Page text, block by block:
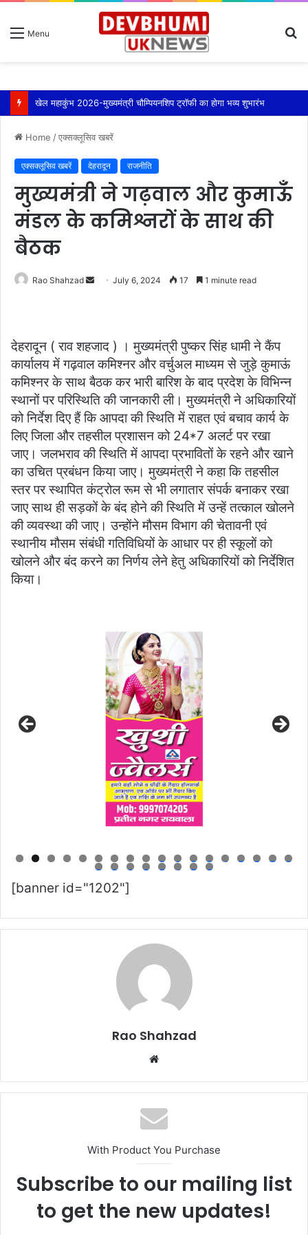
Menu
खेल महाकुंभ 2026-मुख्यमंत्री चौम्पियनशिप ट्रॉफी का होगा भव्य शुभारंभ
Home /एक्सक्लूसिव खबरें
एक्सक्लूसिव खबरें देहरादून राजनीति
मुख्यमंत्री ने गढ़वाल और कुमाऊँ
मंडल के कमिश्नरों के साथ की
बैठक
Rao Shahzad
SendJuly 6, 2024 17 1 minute read
देहरादून ( राव शहजाद ) । मुख्यमंत्री पुष्कर सिंह धामी ने कैंप
कार्यालय में गढ़वाल कमिश्नर और वर्चुअल माध्यम से जुड़े कुमाऊं
कमिश्नर के साथ बैठक कर भारी बारिश के बाद प्रदेश के विभिन्न
स्थानों पर परिस्थिति की जानकारी ली। मुख्यमंत्री ने अधिकारियों
को निर्देश दिए हैं कि आपदा की स्थिति में राहत एवं बचाव कार्य के
लिए जिला और तहसील प्रशासन को 24*7 अलर्ट पर रखा
जाए। जलभराव की स्थिति में आपदा प्रभावितों के रहने और खाने
का उचित प्रबंधन किया जाए। मुख्यमंत्री ने कहा कि तहसील
स्तर पर स्थापित कंट्रोल रूम से भी लगातार संपर्क बनाकर रखा
जाए साथ ही सड़कों के बंद होने की स्थिति में उन्हें तत्काल खोलने
की व्यवस्था की जाए। उन्होंने मौसम विभाग की चेतावनी एवं
स्थानीय मौसम संबंधी गतिविधियों के आधार पर ही स्कूलों को
खोलने और बंद करने का निर्णय लेने हेतु अधिकारियों को निर्देशित
किया।
0 1 2 3 4 5 6 7 8
9 0 1 2 3 4 5 6
[banner id="1202"]
Rao Shahzad
Website
With Product You Purchase
Subscribe to our mailing list
to get the new updates!